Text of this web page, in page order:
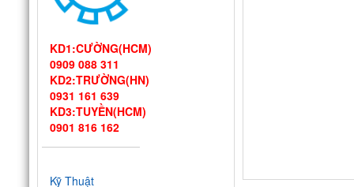
KD1:CƯỜNG(HCM)
0909 088 311
KD2:TRƯỜNG(HN)
0931 161 639
KD3:TUYỀN(HCM)
0901 816 162
Kỹ Thuật